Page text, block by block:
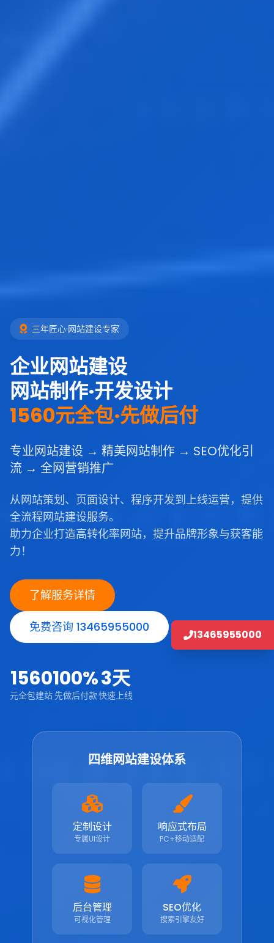
三年匠心·网站建设专家
企业网站建设
网站制作·开发设计
1560元全包·先做后付
专业网站建设 → 精美网站制作 → SEO优化引
流 → 全网营销推广
从网站策划、页面设计、程序开发到上线运营，提供
全流程网站建设服务。
助力企业打造高转化率网站，提升品牌形象与获客能
力！
了解服务详情
免费咨询 13465955000
1560
元全包建站
100%
先做后付款
3天
快速上线
四维网站建设体系
定制设计
专属UI设计
响应式布局
PC+移动适配
后台管理
可视化管理
SEO优化
搜索引擎友好
13465955000